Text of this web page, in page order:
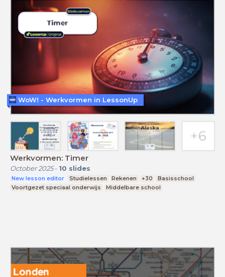
Werkvormen: Timer
October 2025- 10 slides
New lesson editor Studielessen Rekenen +30
Basisschool
Voortgezet speciaal onderwijs
Middelbare school
WoW! - Werkvormen in LessonUp